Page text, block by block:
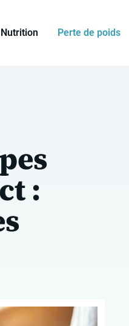
Nutrition Perte de poids
: